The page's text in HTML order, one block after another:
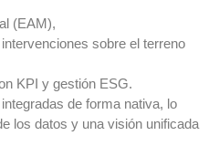
(EAM),
sobre el terreno
KPI y gestión ESG.
de forma nativa, lo
los datos y una visión unificada